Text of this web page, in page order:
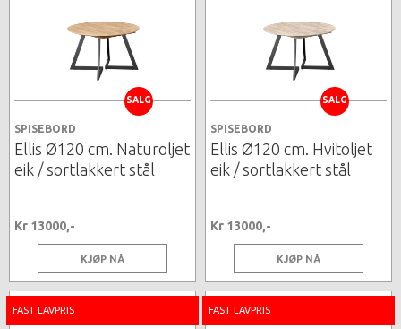
SALG
SPISEBORD
Ellis Ø120 cm. Naturoljet
eik / sortlakkert stål
Kr 13000,-
KJØP NÅ
SALG
SPISEBORD
Ellis Ø120 cm. Hvitoljet
eik / sortlakkert stål
Kr 13000,-
KJØP NÅ
FAST LAVPRIS FAST LAVPRIS